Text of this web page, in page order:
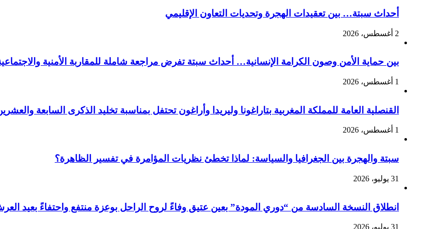
أحداث سبتة… بين تعقيدات الهجرة وتحديات التعاون الإقليمي
2 أغسطس، 2026
بين حماية الأمن وصون الكرامة الإنسانية… أحداث سبتة تفرض مراجعة شاملة للمقاربة الأمنية
1 أغسطس، 2026
القنصلية العامة للمملكة المغربية بتاراغونا وليريدا وأراغون تحتفل بمناسبة تخليد الذكرى السابعة
1 أغسطس، 2026
سبتة والهجرة بين الجغرافيا والسياسة: لماذا تخطئ نظريات المؤامرة في تفسير الظاهرة؟
31 يوليو، 2026
انطلاق النسخة السادسة من “دوري المودة” بعين عتيق وفاءً لروح الراحل بوعزة منتفع واحتفاءً بعيد
31 يوليو، 2026